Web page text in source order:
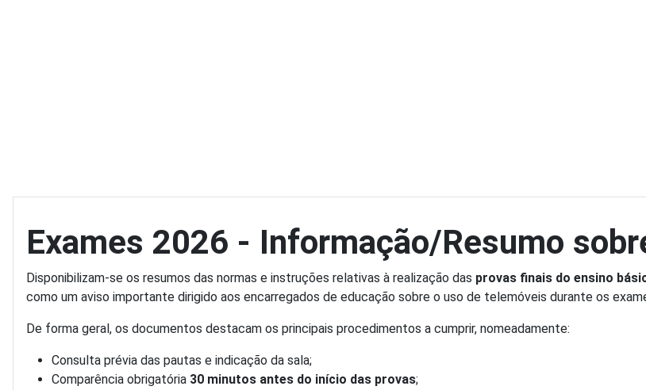
Exames 2026 - Informação/Resumo
Disponibilizam-se os resumos das normas e instruções relativas à realização das provas finais do ensino
como um aviso importante dirigido aos encarregados de educação sobre o uso de telemóveis durante os
De forma geral, os documentos destacam os principais procedimentos a cumprir, nomeadamente:
Consulta prévia das pautas e indicação da sala;
Comparência obrigatória 30 minutos antes do início das provas;